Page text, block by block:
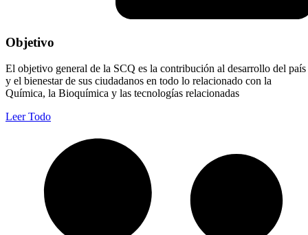
Objetivo
El objetivo general de la SCQ es la contribución al desarrollo del país
y el bienestar de sus ciudadanos en todo lo relacionado con la
Química, la Bioquímica y las tecnologías relacionadas
Leer Todo